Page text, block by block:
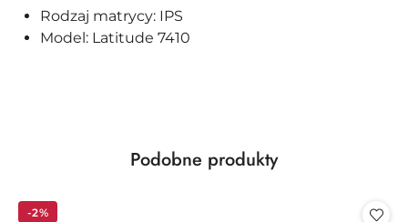
Rodzaj matrycy: IPS
Model: Latitude 7410
Pomiń karuzelę produktów
Produkty
Podobne produkty
-2%